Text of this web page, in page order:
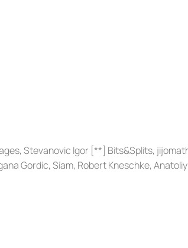
Stevanovic Igor [**] Bits&Splits,
Gordic, Siam, Robert Kneschke,